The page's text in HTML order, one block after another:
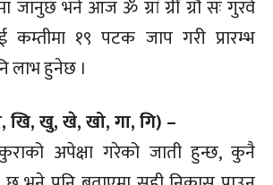
जानुछ भने आज ॐ ग्रां ग्रीं ग्रौं सः गुरवे
कम्तीमा १९ पटक जाप गरी प्रारम्भ
लाभ हुनेछ ।
खि, खु, खे, खो, गा, गि) –
अपेक्षा गरेको जाती हुन्छ, कुनै